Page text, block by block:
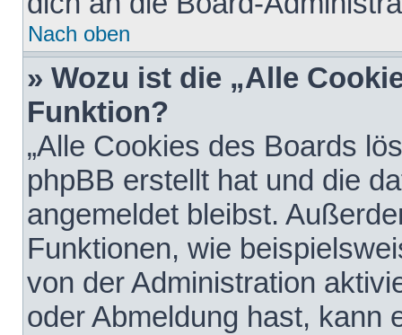
Nach oben
» Wozu ist die „Alle
Funktion?
„Alle Cookies des Boards
phpBB erstellt hat und die
angemeldet bleibst.
Funktionen, wie
von der Administration
oder Abmeldung hast, kann